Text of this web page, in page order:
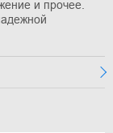
и прочее.